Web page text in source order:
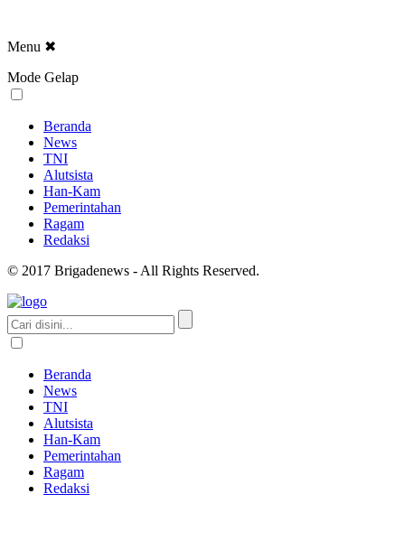
Menu ✖
Mode Gelap
Beranda
News
TNI
Alutsista
Han-Kam
Pemerintahan
Ragam
Redaksi
© 2017 Brigadenews - All Rights Reserved.
Beranda
News
TNI
Alutsista
Han-Kam
Pemerintahan
Ragam
Redaksi